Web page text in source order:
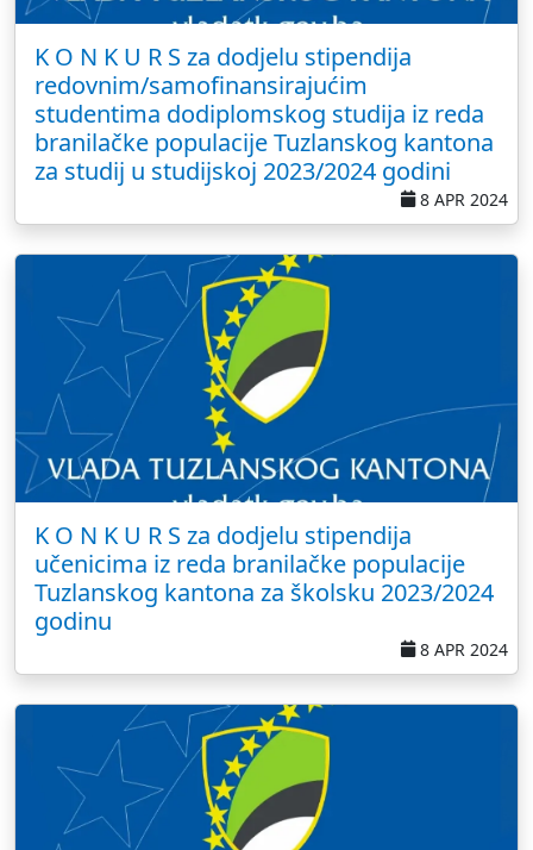
K O N K U R S za dodjelu stipendija
redovnim/samofinansirajućim
studentima dodiplomskog studija iz reda
branilačke populacije Tuzlanskog kantona
za studij u studijskoj 2023/2024 godini
8 APR 2024
K O N K U R S za dodjelu stipendija
učenicima iz reda branilačke populacije
Tuzlanskog kantona za školsku 2023/2024
godinu
8 APR 2024